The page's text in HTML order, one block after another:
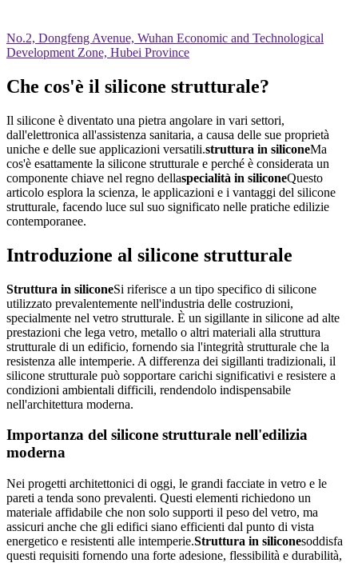
No.2, Dongfeng Avenue, Wuhan Economic and Technological
Development Zone, Hubei Province
Che cos'è il silicone strutturale?
Il silicone è diventato una pietra angolare in vari settori,
dall'elettronica all'assistenza sanitaria, a causa delle sue proprietà
uniche e delle sue applicazioni versatili.struttura in siliconeMa
cos'è esattamente la silicone strutturale e perché è considerata un
componente chiave nel regno dellaspecialità in siliconeQuesto
articolo esplora la scienza, le applicazioni e i vantaggi del silicone
strutturale, facendo luce sul suo significato nelle pratiche edilizie
contemporanee.
Introduzione al silicone strutturale
Struttura in siliconeSi riferisce a un tipo specifico di silicone
utilizzato prevalentemente nell'industria delle costruzioni,
specialmente nel vetro strutturale. È un sigillante in silicone ad alte
prestazioni che lega vetro, metallo o altri materiali alla struttura
strutturale di un edificio, fornendo sia l'integrità strutturale che la
resistenza alle intemperie. A differenza dei sigillanti tradizionali, il
silicone strutturale può sopportare carichi significativi e resistere a
condizioni ambientali difficili, rendendolo indispensabile
nell'architettura moderna.
Importanza del silicone strutturale nell'edilizia
moderna
Nei progetti architettonici di oggi, le grandi facciate in vetro e le
pareti a tenda sono prevalenti. Questi elementi richiedono un
materiale affidabile che non solo supporti il peso del vetro, ma
assicuri anche che gli edifici siano efficienti dal punto di vista
energetico e resistenti alle intemperie.Struttura in siliconesoddisfa
questi requisiti fornendo una forte adesione, flessibilità e durabilità,